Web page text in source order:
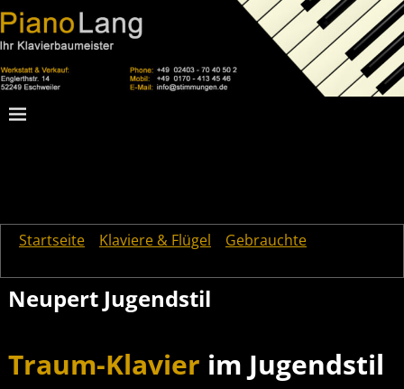
Startseite Klaviere & Flügel Gebrauchte
Neupert Jugendstil
Traum-Klavier im Jugendstil